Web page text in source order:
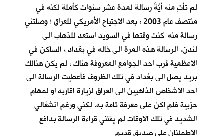
لم تأتِ منه أيَّةُ رسالة لمدة عشر سنوات كأملة لكنه في
منتصف عام 2003 ؛ بعد الاجتياح الأمريكي للعراق ؛ وصلتني
رسالة منه. كنت وقتها في السويد استعد للذهاب الى
لندن. الرسالة هذه المرة الى خاله في بغداد ، الساكن في
الاعظمية قرب احد الجوامع المعروفة هناك ، لم يكن هنالك
بريد يصل الى بغداد في تلك الظروف فأعطيت الرسالة الى
احد الاشخاص الذاهبين الى العراق لزيارة اقاربه او لمهام
حزبية فلم اكن على معرفة تامة به. لكني ورغم انشغالي
الشديد في تلك الاوقات لم يفتني قراءة الرسالة بدافع
الاطمئنان على صديق قديم